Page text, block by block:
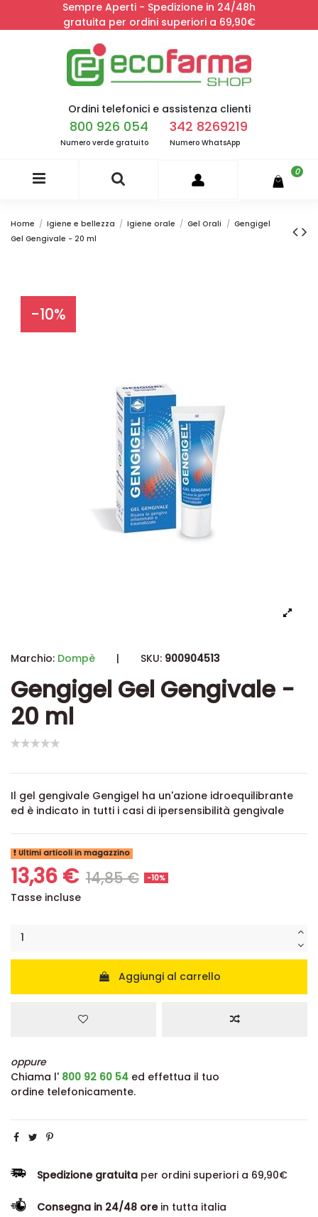
Sempre Aperti - Spedizione in 24/48h
gratuita per ordini superiori a 69,90€
Ordini telefonici e assistenza clienti
800 926 054
Numero verde gratuito
342 8269219
Numero WhatsApp
0
Home Igiene e bellezza Igiene orale Gel Orali
Gengigel
Gel Gengivale - 20 ml
-10%
Marchio: Dompè | SKU: 900904513
Gengigel Gel Gengivale -
20 ml
Il gel gengivale Gengigel ha un'azione idroequilibrante
ed è indicato in tutti i casi di ipersensibilità gengivale
Ultimi articoli in magazzino
13,36 € 14,85 € -10%
Tasse incluse
Aggiungi al carrello
oppure
Chiama l' 800 92 60 54 ed effettua il tuo
ordine telefonicamente.
Spedizione gratuita per ordini superiori a 69,90€
Consegna in 24/48 orein tutta italia